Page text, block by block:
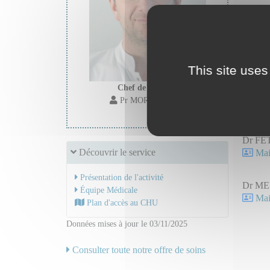
Chef de service :
Pr MOREL Jerome
Découvrir le service
Présentation de l'activité
Équipe Médicale
Plan d'accès au CHU
Données mises à jour le 03/11/2025
Consulter toute notre offre de soins
Dr
Dr
Dr
This site